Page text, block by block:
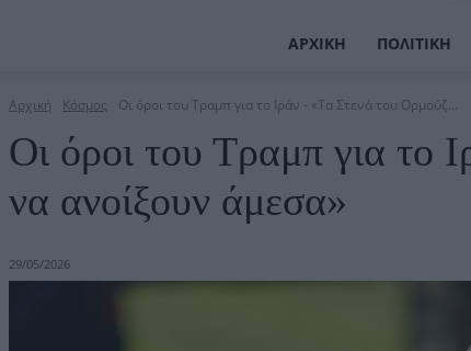
ΑΡΧΙΚΉ ΠΟΛΙΤΙΚΉ
Αρχική Κόσμος Οι όροι του Τραμπ για το Ιράν - «Τα Στενά του Ορμούζ...
Οι όροι του Τραμπ για το
να ανοίξουν άμεσα»
29/05/2026